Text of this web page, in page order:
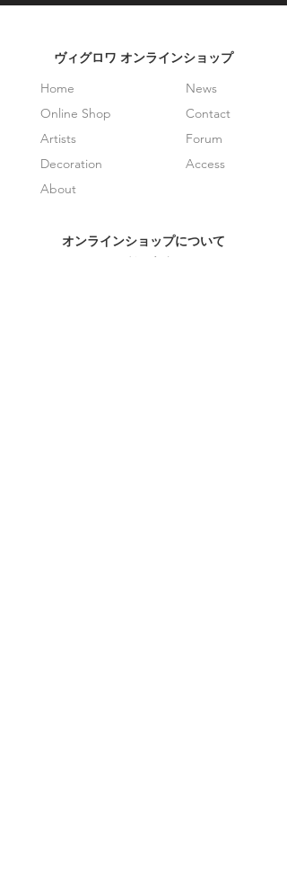
​ヴィグロワ オンラインショップ
Home
Online Shop
Artists
Decoration
About
News
Contact
Forum
Access
オンラインショップについて
ご利用案内